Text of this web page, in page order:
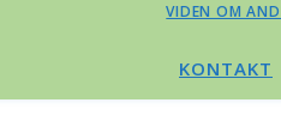
VIDEN OM
KONTAKT